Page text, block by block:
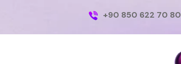
+90 850 622 70 80